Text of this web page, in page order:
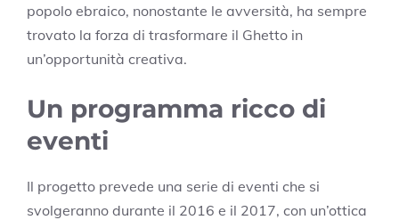
popolo ebraico, nonostante le avversità, ha sempre
trovato la forza di trasformare il Ghetto in
un’opportunità creativa.
Un programma ricco di
eventi
Il progetto prevede una serie di eventi che si
svolgeranno durante il 2016 e il 2017, con un’ottica